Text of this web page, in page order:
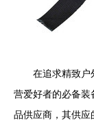
在追求精致户
营爱好者的必备装
品供应商，其供应